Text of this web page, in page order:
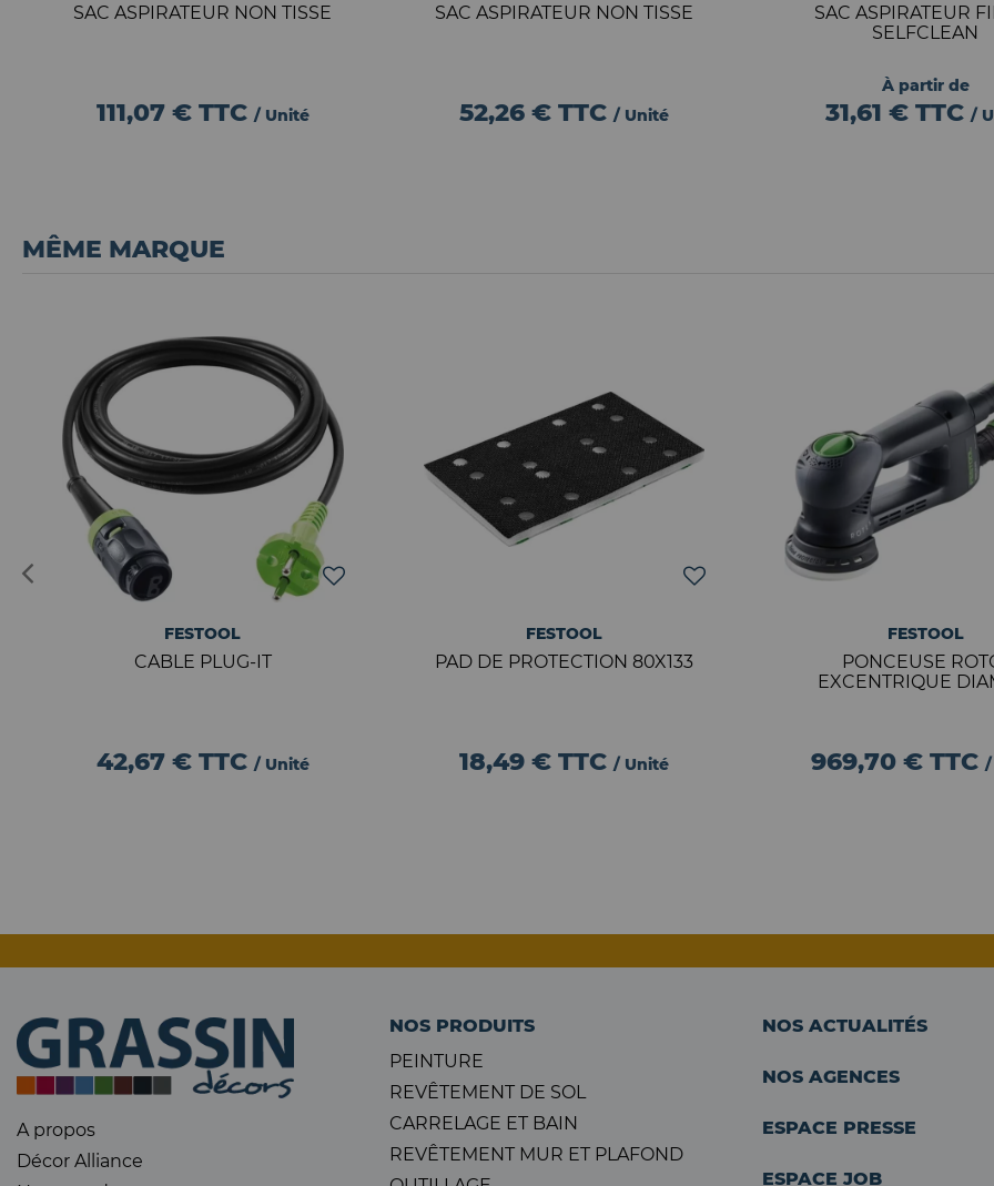
SAC ASPIRATEUR NON TISSE
111,07 € TTC / Unité
SAC ASPIRATEUR NON TISSE
52,26 € TTC / Unité
SAC ASPIRATEUR
SELFCLEAN
À partir de
31,61 € TTC /
MÊME MARQUE
FESTOOL
CABLE PLUG-IT
42,67 € TTC / Unité
FESTOOL
PAD DE PROTECTION 80X133
18,49 € TTC / Unité
FESTOOL
PONCEUSE
EXCENTRIQUE
969,70 € TTC /
A propos
Décor Alliance
NOS PRODUITS
PEINTURE
REVÊTEMENT DE SOL
CARRELAGE ET BAIN
REVÊTEMENT MUR ET PLAFOND
NOS ACTUALITÉS
NOS AGENCES
ESPACE PRESSE
ESPACE JOB